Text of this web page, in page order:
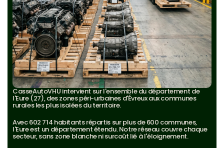
CasseAutoVHU intervient sur l'ensemble du département de
l'Eure (27), des zones péri-urbaines d'Évreux aux communes
rurales les plus isolées du territoire.
Avec 602 714 habitants répartis sur plus de 600 communes,
l'Eure est un département étendu. Notre réseau couvre chaque
secteur, sans zone blanche ni surcoût lié à l'éloignement.